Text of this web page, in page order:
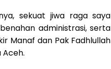
sekuat jiwa raga saya
administrasi, serta
Manaf dan Pak Fadhlullah
Aceh.